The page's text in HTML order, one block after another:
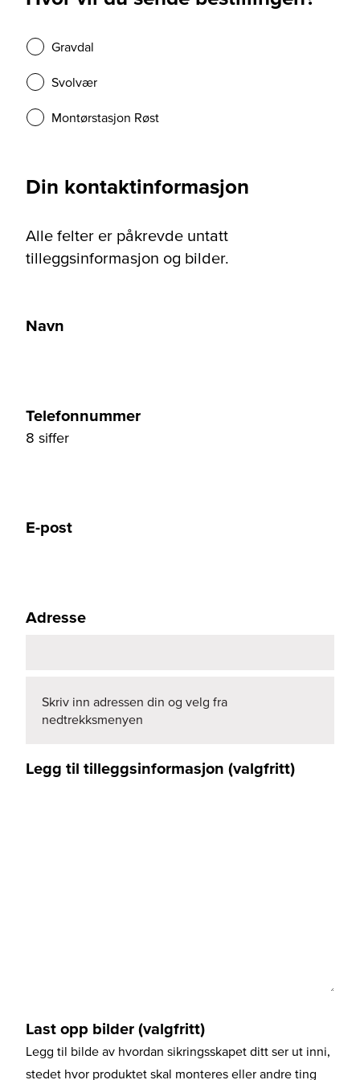
Gravdal
Svolvær
Montørstasjon Røst
Din kontaktinformasjon
Alle felter er påkrevde untatt
tilleggsinformasjon og bilder.
Navn
Telefonnummer
8 siffer
E-post
Adresse
Skriv inn adressen din og velg fra
nedtrekksmenyen
Legg til tilleggsinformasjon (valgfritt)
Last opp bilder (valgfritt)
Legg til bilde av hvordan sikringsskapet ditt ser ut inni,
stedet hvor produktet skal monteres eller andre ting